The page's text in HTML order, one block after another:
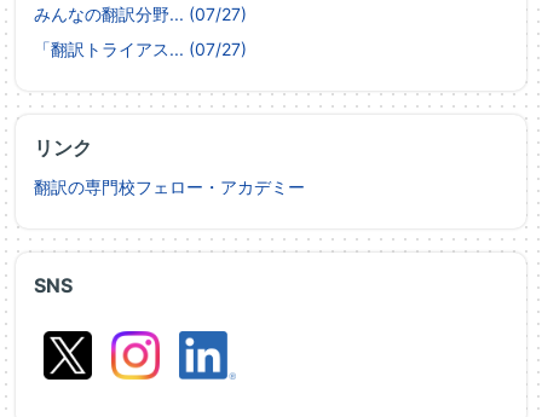
SNS
みんなの翻訳分野... (07/27)
「翻訳トライアス... (07/27)
リンク
翻訳の専門校フェロー・アカデミー